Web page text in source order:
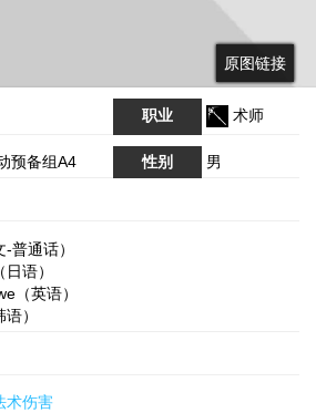
原图链接
原图链接
职业 术师
预备组A4 性别 男
普通话）
语）
（英语）
）
术伤害